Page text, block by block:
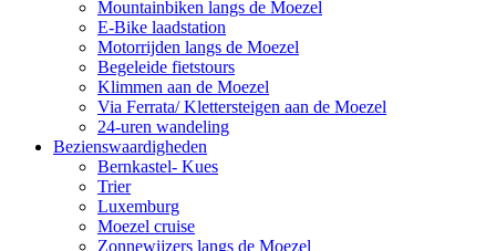
Mountainbiken langs de Moezel
E-Bike laadstation
Motorrijden langs de Moezel
Begeleide fietstours
Klimmen aan de Moezel
Via Ferrata/ Klettersteigen aan de Moezel
24-uren wandeling
Bezienswaardigheden
Bernkastel- Kues
Trier
Luxemburg
Moezel cruise
Zonnewijzers langs de Moezel